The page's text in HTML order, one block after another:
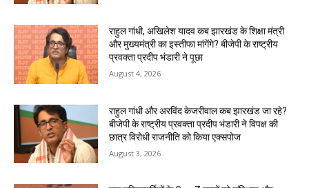
राहुल गांधी, अखिलेश यादव कब झारखंड के शिक्षा मंत्री
और मुख्यमंत्री का इस्तीफा मांगेंगे? बीजेपी के राष्ट्रीय
प्रवक्ता प्रदीप भंडारी ने पूछा
August 4, 2026
राहुल गांधी और अरविंद केजरीवाल कब झारखंड जा रहे?
बीजेपी के राष्ट्रीय प्रवक्ता प्रदीप भंडारी ने विपक्ष की
छात्र विरोधी राजनीति को किया एक्सपोज
August 3, 2026